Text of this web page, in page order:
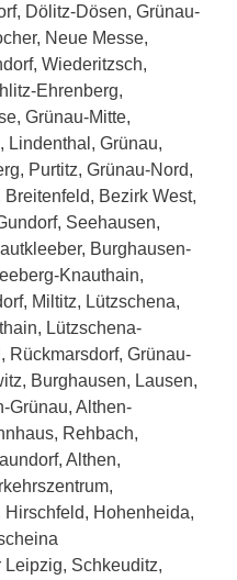
Dölitz-Dösen, Grünau-
Neue Messe,
Wiederitzsch,
Ehrenberg,
Grünau-Mitte,
Lindenthal, Grünau,
Purtitz, Grünau-Nord,
Bezirk West,
Seehausen,
Burghausen-
Knauthain,
Miltitz, Lützschena,
Lützschena-
Rückmarsdorf, Grünau-
Burghausen, Lausen,
Grünau, Althen-
Rehbach,
Althen,
Hohenheida,
Leipzig, Schkeuditz,